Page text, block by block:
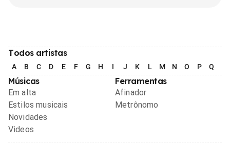
Todos artistas
A B C D E F G H I J K L M N O P Q
Músicas
Em alta
Estilos musicais
Novidades
Videos
Ferramentas
Afinador
Metrônomo